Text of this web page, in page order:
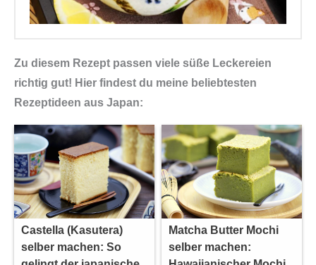
Zu diesem Rezept passen viele süße Leckereien
richtig gut! Hier findest du meine beliebtesten
Rezeptideen aus Japan:
Castella (Kasutera)
selber machen: So
Matcha Butter Mochi
selber machen: